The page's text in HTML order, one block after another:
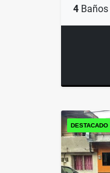
4 Baños
DESTACADO